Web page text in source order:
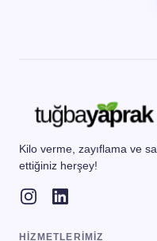
Kilo verme, zayıflama ve
ettiğiniz herşey!
HIZMETLERIMIZ